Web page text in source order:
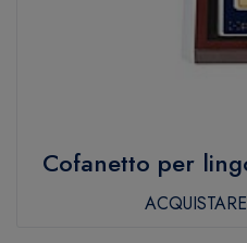
Cofanetto per